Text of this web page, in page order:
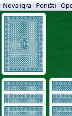
Nova igra Poništi